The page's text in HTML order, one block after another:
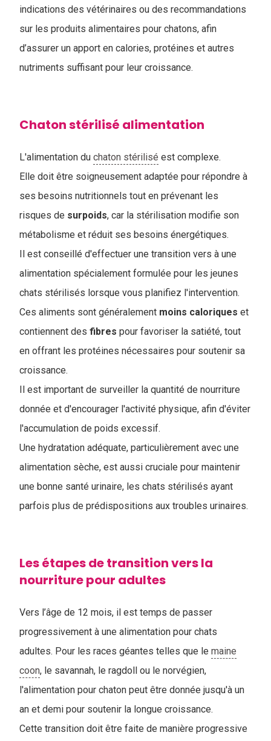
indications des vétérinaires ou des recommandations
sur les produits alimentaires pour chatons, afin
d’assurer un apport en calories, protéines et autres
nutriments suffisant pour leur croissance.
Chaton stérilisé alimentation
L'alimentation du chaton stérilisé est complexe.
Elle doit être soigneusement adaptée pour répondre à
ses besoins nutritionnels tout en prévenant les
risques de surpoids, car la stérilisation modifie son
métabolisme et réduit ses besoins énergétiques.
Il est conseillé d'effectuer une transition vers à une
alimentation spécialement formulée pour les jeunes
chats stérilisés lorsque vous planifiez l'intervention.
Ces aliments sont généralement moins caloriques et
contiennent des fibres pour favoriser la satiété, tout
en offrant les protéines nécessaires pour soutenir sa
croissance.
Il est important de surveiller la quantité de nourriture
donnée et d'encourager l'activité physique, afin d'éviter
l'accumulation de poids excessif.
Une hydratation adéquate, particulièrement avec une
alimentation sèche, est aussi cruciale pour maintenir
une bonne santé urinaire, les chats stérilisés ayant
parfois plus de prédispositions aux troubles urinaires.
Les étapes de transition vers la
nourriture pour adultes
Vers l’âge de 12 mois, il est temps de passer
progressivement à une alimentation pour chats
adultes. Pour les races géantes telles que le maine
coon, le savannah, le ragdoll ou le norvégien,
l'alimentation pour chaton peut être donnée jusqu'à un
an et demi pour soutenir la longue croissance.
Cette transition doit être faite de manière progressive